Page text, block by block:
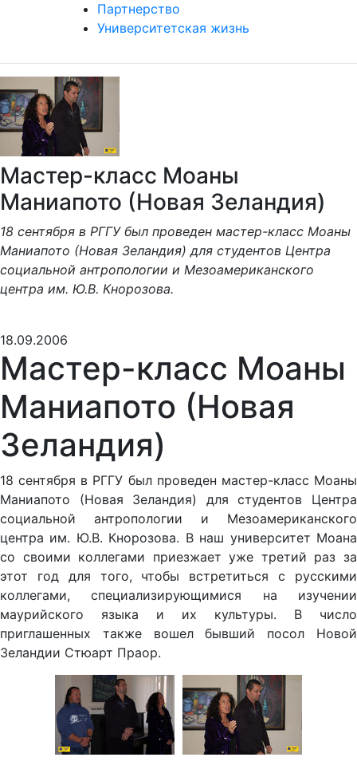
Партнерство
Университетская жизнь
Мастер-класс Моаны
Маниапото (Новая Зеландия)
18 сентября в РГГУ был проведен мастер-класс Моаны
Маниапото (Новая Зеландия) для студентов Центра
социальной антропологии и Мезоамериканского
центра им. Ю.В. Кнорозова.
18.09.2006
Мастер-класс Моаны
Маниапото (Новая
Зеландия)
18 сентября в РГГУ был проведен мастер-класс Моаны
Маниапото (Новая Зеландия) для студентов Центра
социальной антропологии и Мезоамериканского
центра им. Ю.В. Кнорозова. В наш университет Моана
со своими коллегами приезжает уже третий раз за
этот год для того, чтобы встретиться с русскими
коллегами, специализирующимися на изучении
маурийского языка и их культуры. В число
приглашенных также вошел бывший посол Новой
Зеландии Стюарт Праор.